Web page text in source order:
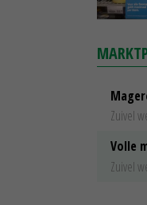
Zuivel
Volle
Zuivel